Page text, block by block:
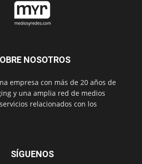
NOSOTROS
empresa con más de 20 años de
y una amplia red de medios
relacionados con los
SÍGUENOS